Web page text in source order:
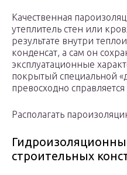
Качественная
утеплитель стен или
результате внутри
конденсат, а сам он
эксплуатационные
покрытый специальной
превосходно
Располагать
строительных